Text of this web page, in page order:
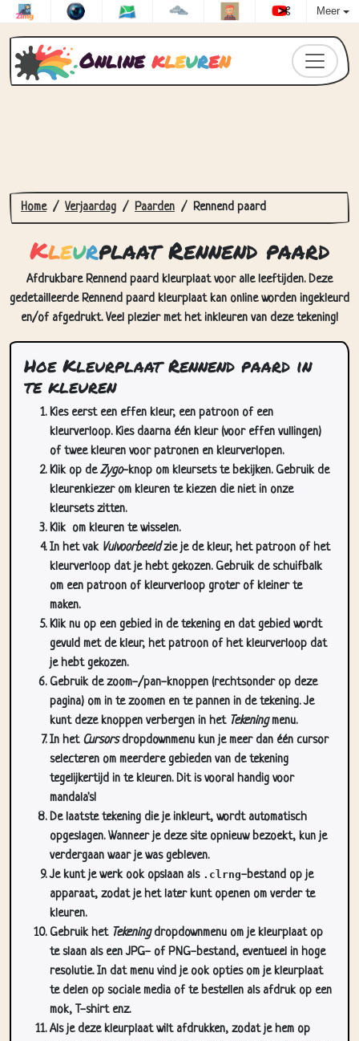
Meer
Online kleuren
Home Verjaardag Paarden Rennend paard
Kleurplaat Rennend paard
Afdrukbare Rennend paard kleurplaat voor alle leeftijden. Deze
gedetailleerde Rennend paard kleurplaat kan online worden ingekleurd
en/of afgedrukt. Veel plezier met het inkleuren van deze tekening!
Hoe Kleurplaat Rennend paard in
te kleuren
Kies eerst een effen kleur, een patroon of een
kleurverloop. Kies daarna één kleur (voor effen vullingen)
of twee kleuren voor patronen en kleurverlopen.
Klik op deZygo-knop om kleursets te bekijken. Gebruik de
kleurenkiezer om kleuren te kiezen die niet in onze
kleursets zitten.
Klik om kleuren te wisselen.
In het vak Vulvoorbeeldzie je de kleur, het patroon of het
kleurverloop dat je hebt gekozen. Gebruik de schuifbalk
om een patroon of kleurverloop groter of kleiner te
maken.
Klik nu op een gebied in de tekening en dat gebied wordt
gevuld met de kleur, het patroon of het kleurverloop dat
je hebt gekozen.
Gebruik de zoom-/pan-knoppen (rechtsonder op deze
pagina) om in te zoomen en te pannen in de tekening. Je
kunt deze knoppen verbergen in het Tekeningmenu.
In het Cursorsdropdownmenu kun je meer dan één cursor
selecteren om meerdere gebieden van de tekening
tegelijkertijd in te kleuren. Dit is vooral handig voor
mandala's!
De laatste tekening die je inkleurt, wordt automatisch
opgeslagen. Wanneer je deze site opnieuw bezoekt, kun je
verdergaan waar je was gebleven.
Je kunt je werk ook opslaan als .clrng-bestand op je
apparaat, zodat je het later kunt openen om verder te
kleuren.
Gebruik het Tekeningdropdownmenu om je kleurplaat op
te slaan als een JPG- of PNG-bestand, eventueel in hoge
resolutie. In dat menu vind je ook opties om je kleurplaat
te delen op sociale media of te bestellen als afdruk op een
mok, T-shirt enz.
Als je deze kleurplaat wilt afdrukken, zodat je hem op